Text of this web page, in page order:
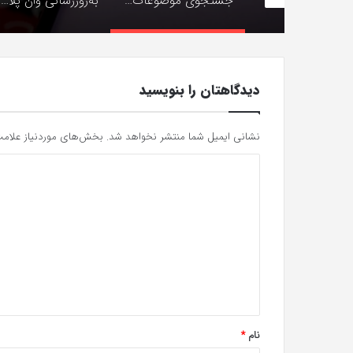
دیدگاهتان را بنویسید
نشانی ایمیل شما منتشر نخواهد شد. بخش‌های موردنیاز
نام*